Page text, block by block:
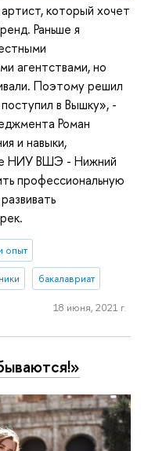
который хочет
Раньше я
агентствами, но
Поэтому решил
в Вышку», -
Роман
и навыки,
НИУ ВШЭ - Нижний
профессиональную
опыт
бакалавриат
18 июня, 2021 г.